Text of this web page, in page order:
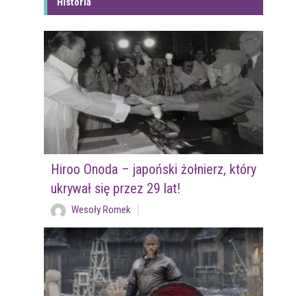
Hiroo Onoda – japoński żołnierz, który
ukrywał się przez 29 lat!
Wesoły Romek